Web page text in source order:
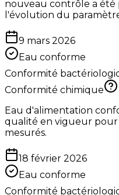
nouveau contrôle a
l'évolution du
9 mars 2026
Eau conforme
Conformité
Conformité chimique
Eau d'alimentation
qualité en vigueur pour
mesurés.
18 février 2026
Eau conforme
Conformité